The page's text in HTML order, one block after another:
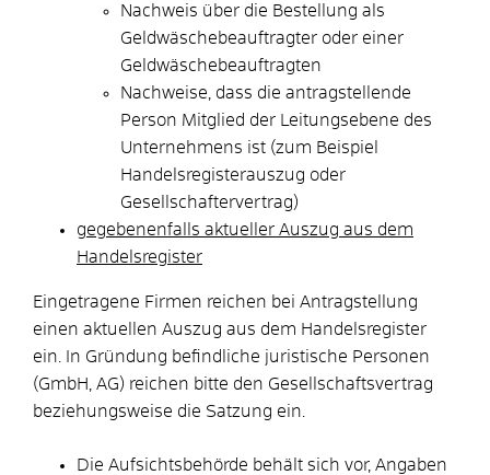
Nachweis über die Bestellung als
Geldwäschebeauftragter oder einer
Geldwäschebeauftragten
Nachweise, dass die antragstellende
Person Mitglied der Leitungsebene des
Unternehmens ist (zum Beispiel
Handelsregisterauszug oder
Gesellschaftervertrag)
gegebenenfalls aktueller Auszug aus dem
Handelsregister
Eingetragene Firmen reichen bei Antragstellung
einen aktuellen Auszug aus dem Handelsregister
ein. In Gründung befindliche juristische Personen
(GmbH, AG) reichen bitte den Gesellschaftsvertrag
beziehungsweise die Satzung ein.
Die Aufsichtsbehörde behält sich vor, Angaben